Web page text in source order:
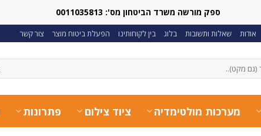
ספק מורשה משרד הביטחון מס': 0011035813
אודות שאלות ותשובות בלוג בין לקוחותינו הפעלת ביטוח מוצר צור קשר
מערכות מולטימדיה ציוד צילום פתרונות